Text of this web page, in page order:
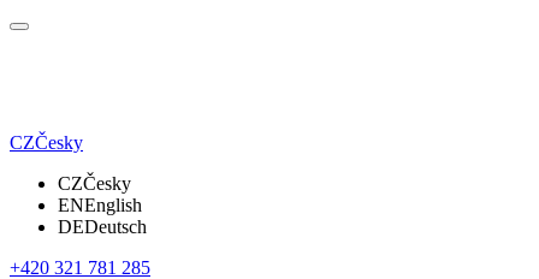
CZČesky
CZČesky
ENEnglish
DEDeutsch
+420 321 781 285